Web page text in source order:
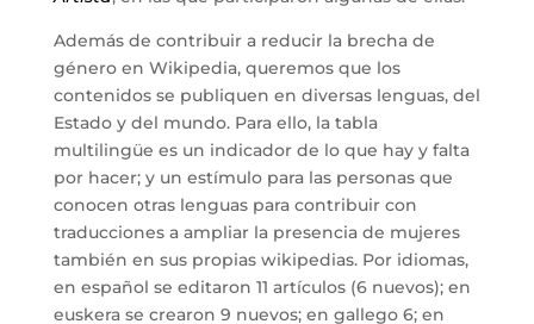
Además de contribuir a reducir la brecha de
género en Wikipedia, queremos que los
contenidos se publiquen en diversas lenguas, del
Estado y del mundo. Para ello, la tabla
multilingüe es un indicador de lo que hay y falta
por hacer; y un estímulo para las personas que
conocen otras lenguas para contribuir con
traducciones a ampliar la presencia de mujeres
también en sus propias wikipedias. Por idiomas,
en español se editaron 11 artículos (6 nuevos); en
euskera se crearon 9 nuevos; en gallego 6; en